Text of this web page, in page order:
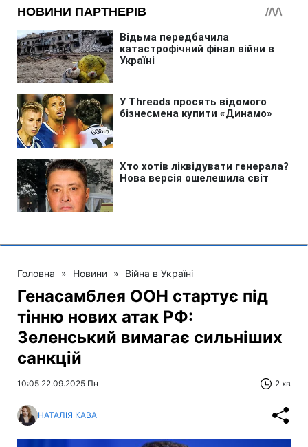
Головна » Новини » Війна в Україні
Генасамблея ООН стартує під
тінню нових атак РФ:
Зеленський вимагає сильніших
санкцій
10:05 22.09.2025 Пн 2 хв
НАТАЛІЯ КАВА